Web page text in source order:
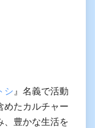
シ 』名義で活動
めたカルチャー
、豊かな生活を